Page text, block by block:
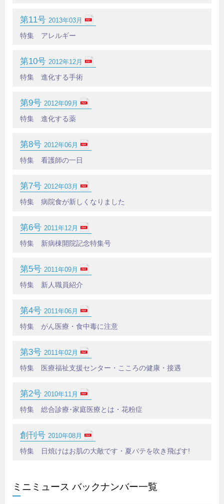
第11号 2013年03月
特集 アレルギー
第10号 2012年12月
特集 進化する手術
第9号 2012年09月
特集 進化する薬
第8号 2012年06月
特集 看護師の一日
第7号 2012年03月
特集 病院食が新しくなりました
第6号 2011年12月
特集 新病棟開院記念特集号
第5号 2011年09月
特集 新人職員紹介
第4号 2011年06月
特集 がん医療・食中毒に注意
第3号 2011年02月
特集 医療福祉支援センター・こころの健康・接遇
第2号 2010年11月
特集 総合診療･家庭医療とは・花粉症
創刊号 2010年08月
特集 日焼けはお肌の大敵です・夏バテを吹き飛ばす!
ミニミュース バックナンバー一覧